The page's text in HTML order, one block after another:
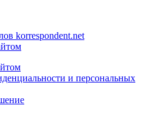
korrespondent.net
и персональных